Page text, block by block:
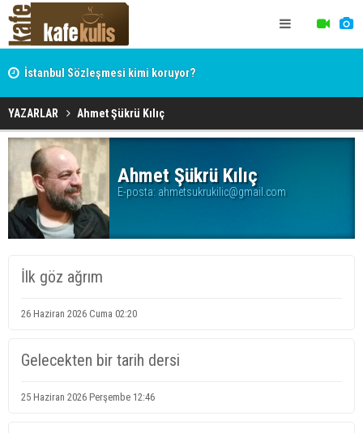
İstanbul Sözleşmesi kimi koruyor?
YAZARLAR Ahmet Şükrü Kılıç
Ahmet Şükrü Kılıç
E-posta: ahmetsukrukilic@gmail.com
İlk göz ağrım
26 Haziran 2026 Cuma 02:20
Gelecekten bir tarih dersi
25 Haziran 2026 Perşembe 12:46